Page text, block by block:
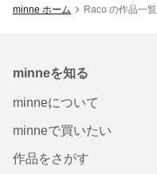
minne ホーム Raco の作品一覧
minneを知る
minneについて
minneで買いたい
作品をさがす